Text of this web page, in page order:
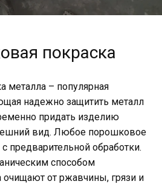
покраска
металла – популярная
надежно защитить металл
придать изделию
вид. Любое порошковое
предварительной обработки.
способом
очищают от ржавчины, грязи и